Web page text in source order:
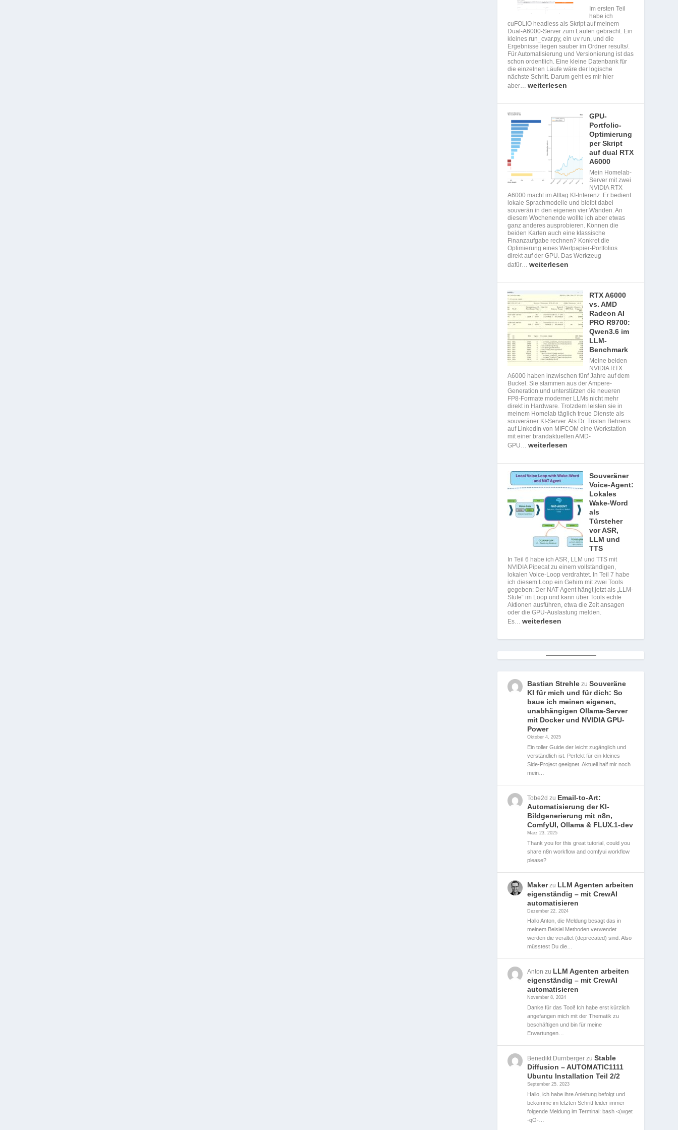
Im ersten Teil
habe ich
cuFOLIO headless als Skript auf meinem
Dual-A6000-Server zum Laufen gebracht. Ein
kleines run_cvar.py, ein uv run, und die
Ergebnisse liegen sauber im Ordner results/.
Für Automatisierung und Versionierung ist das
schon ordentlich. Eine kleine Datenbank für
die einzelnen Läufe wäre der logische
nächste Schritt. Darum geht es mir hier
aber…weiterlesen
GPU-
Portfolio-
Optimierung
per Skript
auf dual RTX
A6000
Mein Homelab-
Server mit zwei
NVIDIA RTX
A6000 macht im Alltag KI-Inferenz. Er bedient
lokale Sprachmodelle und bleibt dabei
souverän in den eigenen vier Wänden. An
diesem Wochenende wollte ich aber etwas
ganz anderes ausprobieren. Können die
beiden Karten auch eine klassische
Finanzaufgabe rechnen? Konkret die
Optimierung eines Wertpapier-Portfolios
direkt auf der GPU. Das Werkzeug
dafür…weiterlesen
RTX A6000
vs. AMD
Radeon AI
PRO R9700:
Qwen3.6 im
LLM-
Benchmark
Meine beiden
NVIDIA RTX
A6000 haben inzwischen fünf Jahre auf dem
Buckel. Sie stammen aus der Ampere-
Generation und unterstützen die neueren
FP8-Formate moderner LLMs nicht mehr
direkt in Hardware. Trotzdem leisten sie in
meinem Homelab täglich treue Dienste als
souveräner KI-Server. Als Dr. Tristan Behrens
auf LinkedIn von MIFCOM eine Workstation
mit einer brandaktuellen AMD-
GPU…weiterlesen
Souveräner
Voice-Agent:
Lokales
Wake-Word
als
Türsteher
vor ASR,
LLM und
TTS
In Teil 6 habe ich ASR, LLM und TTS mit
NVIDIA Pipecat zu einem vollständigen,
lokalen Voice-Loop verdrahtet. In Teil 7 habe
ich diesem Loop ein Gehirn mit zwei Tools
gegeben: Der NAT-Agent hängt jetzt als „LLM-
Stufe“ im Loop und kann über Tools echte
Aktionen ausführen, etwa die Zeit ansagen
oder die GPU-Auslastung melden.
Es…weiterlesen
Bastian Strehle zuSouveräne
KI für mich und für dich: So
baue ich meinen eigenen,
unabhängigen Ollama-Server
mit Docker und NVIDIA GPU-
Power
Oktober 4, 2025
Ein toller Guide der leicht zugänglich und
verständlich ist. Perfekt für ein kleines
Side-Project geeignet. Aktuell half mir noch
mein…
Tobe2d zu Email-to-Art:
Automatisierung der KI-
Bildgenerierung mit n8n,
ComfyUI, Ollama & FLUX.1-dev
März 23, 2025
Thank you for this great tutorial, could you
share n8n workflow and comfyui workflow
please?
Makerzu LLM Agenten arbeiten
eigenständig – mit CrewAI
automatisieren
Dezember 22, 2024
Hallo Anton, die Meldung besagt das in
meinem Beisiel Methoden verwendet
werden die veraltet (deprecated) sind. Also
müsstest Du die…
Anton zu LLM Agenten arbeiten
eigenständig – mit CrewAI
automatisieren
November 8, 2024
Danke für das Tool! Ich habe erst kürzlich
angefangen mich mit der Thematik zu
beschäftigen und bin für meine
Erwartungen…
Benedikt Durnberger zuStable
Diffusion – AUTOMATIC1111
Ubuntu Installation Teil 2/2
September 25, 2023
Hallo, ich habe ihre Anleitung befolgt und
bekomme im letzten Schritt leider immer
folgende Meldung im Terminal: bash <(wget
-qO-…